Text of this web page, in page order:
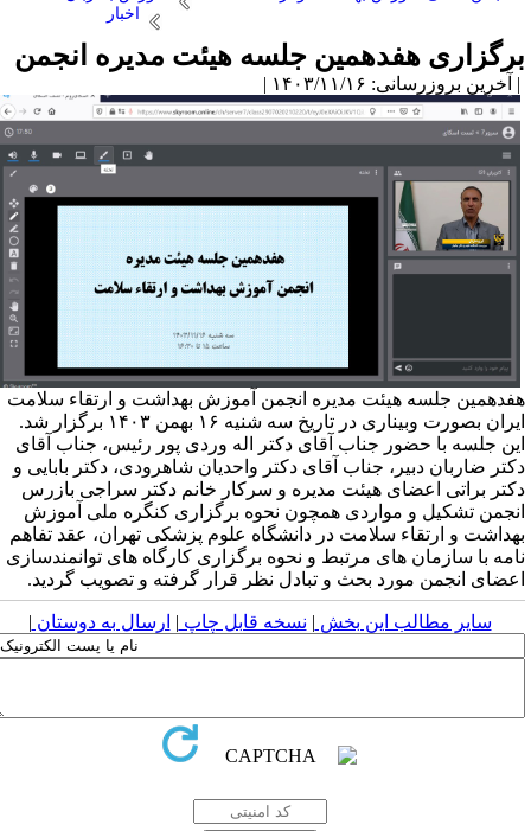
اخبار
هفدهمین جلسه هیئت مدیره انجمن
بروزرسانی: ۱۴۰۳/۱۱/۱۶ |
جلسه هیئت مدیره انجمن آموزش بهداشت و ارتقاء سلامت
ایران بصورت وبیناری در تاریخ سه شنیه ۱۶ بهمن ۱۴۰۳ برگزار شد.
جلسه با حضور جناب آقای دکتر اله وردی پور رئیس، جناب آقای
ضاربان دبیر، جناب آقای دکتر واحدیان شاهرودی، دکتر بابایی و
براتی اعضای هیئت مدیره و سرکار خانم دکتر سراجی بازرس
تشکیل و مواردی همچون نحوه برگزاری کنگره ملی آموزش
و ارتقاء سلامت در دانشگاه علوم پزشکی تهران، عقد تفاهم
با سازمان های مرتبط و نحوه برگزاری کارگاه های توانمندسازی
انجمن مورد بحث و تبادل نظر قرار گرفته و تصویب گردید.
سایر مطالب این بخش | نسخه قابل چاپ| ارسال به دوستان|